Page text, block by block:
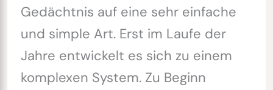
Gedächtnis auf eine sehr einfache
und simple Art. Erst im Laufe der
Jahre entwickelt es sich zu einem
komplexen System. Zu Beginn